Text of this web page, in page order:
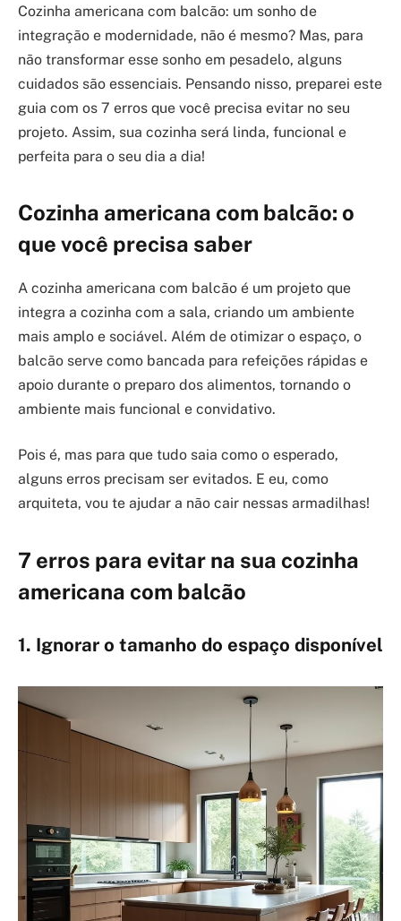
Cozinha americana com balcão: um sonho de
integração e modernidade, não é mesmo? Mas, para
não transformar esse sonho em pesadelo, alguns
cuidados são essenciais. Pensando nisso, preparei este
guia com os 7 erros que você precisa evitar no seu
projeto. Assim, sua cozinha será linda, funcional e
perfeita para o seu dia a dia!
Cozinha americana com balcão: o
que você precisa saber
A cozinha americana com balcão é um projeto que
integra a cozinha com a sala, criando um ambiente
mais amplo e sociável. Além de otimizar o espaço, o
balcão serve como bancada para refeições rápidas e
apoio durante o preparo dos alimentos, tornando o
ambiente mais funcional e convidativo.
Pois é, mas para que tudo saia como o esperado,
alguns erros precisam ser evitados. E eu, como
arquiteta, vou te ajudar a não cair nessas armadilhas!
7 erros para evitar na sua cozinha
americana com balcão
1. Ignorar o tamanho do espaço disponível